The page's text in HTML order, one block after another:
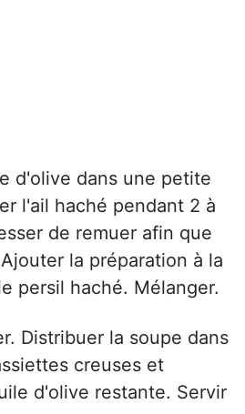
d'olive dans une petite
l'ail haché pendant 2 à
de remuer afin que
la préparation à la
persil haché. Mélanger.
Distribuer la soupe dans
creuses et
d'olive restante. Servir